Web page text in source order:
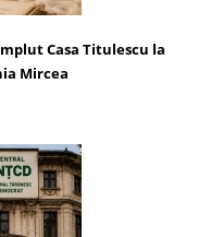
Casa Titulescu la
Mircea